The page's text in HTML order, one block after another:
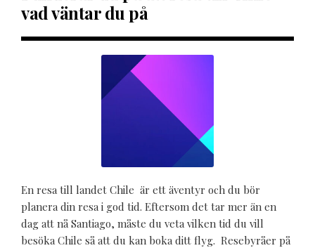
vad väntar du på
En resa till landet Chile är ett äventyr och du bör
planera din resa i god tid. Eftersom det tar mer än en
dag att nå Santiago, måste du veta vilken tid du vill
besöka Chile så att du kan boka ditt flyg. Resebyråer på